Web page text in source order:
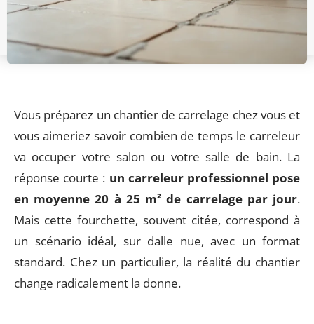
Vous préparez un chantier de carrelage chez vous et
vous aimeriez savoir combien de temps le carreleur
va occuper votre salon ou votre salle de bain. La
réponse courte : un carreleur professionnel pose
en moyenne 20 à 25 m² de carrelage par jour.
Mais cette fourchette, souvent citée, correspond à
un scénario idéal, sur dalle nue, avec un format
standard. Chez un particulier, la réalité du chantier
change radicalement la donne.